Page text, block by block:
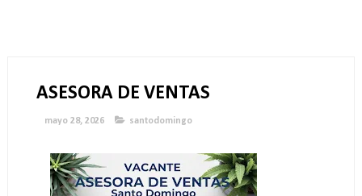
ASESORA DE VENTAS
mayo 28, 2026 santodomingo